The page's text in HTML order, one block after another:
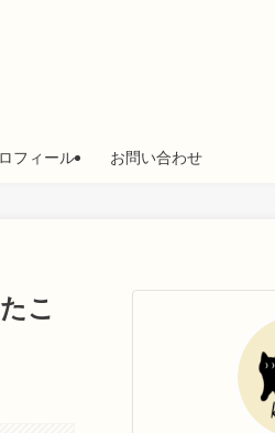
フィール お問い合わせ
こ